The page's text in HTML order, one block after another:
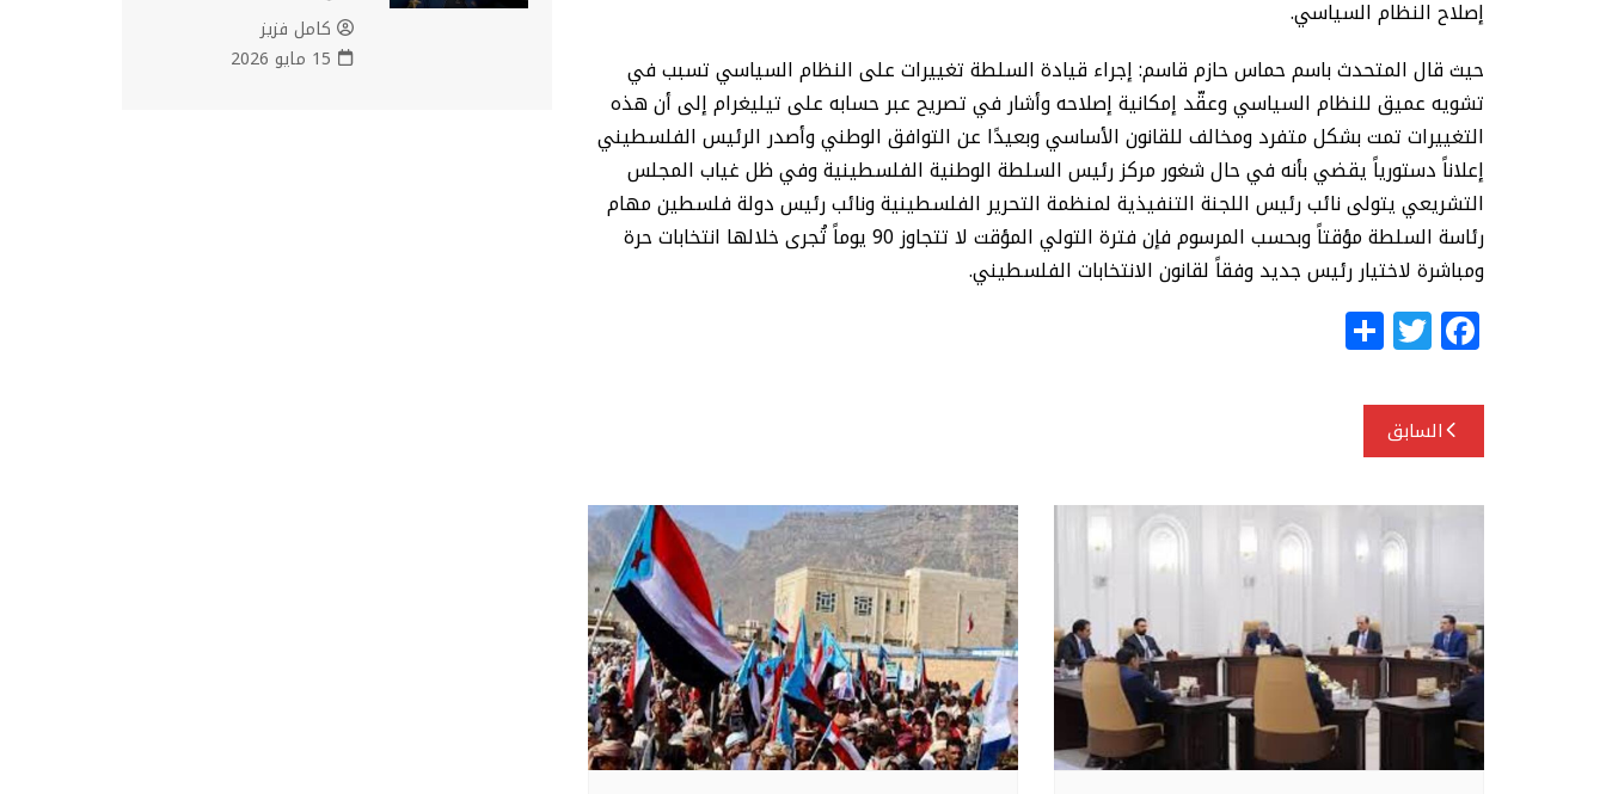
إصلاح النظام السياسي.
حيث قال المتحدث باسم حماس حازم قاسم: إجراء قيادة السلطة تغييرات على النظام السياسي تسبب في
تشويه عميق للنظام السياسي وعقّد إمكانية إصلاحه وأشار في تصريح عبر حسابه على تيليغرام إلى أن هذه
التغييرات تمت بشكل متفرد ومخالف للقانون الأساسي وبعيدًا عن التوافق الوطني وأصدر الرئيس الفلسطيني
إعلاناً دستورياً يقضي بأنه في حال شغور مركز رئيس السلطة الوطنية الفلسطينية وفي ظل غياب المجلس
التشريعي يتولى نائب رئيس اللجنة التنفيذية لمنظمة التحرير الفلسطينية ونائب رئيس دولة فلسطين مهام
رئاسة السلطة مؤقتاً وبحسب المرسوم فإن فترة التولي المؤقت لا تتجاوز 90 يوماً تُجرى خلالها انتخابات حرة
ومباشرة لاختيار رئيس جديد وفقاً لقانون الانتخابات الفلسطيني.
F
a
c
e
o
k
T
w
itt
eتصفّح
المقالات
السابق
كامل فزيز
15 مايو 2026